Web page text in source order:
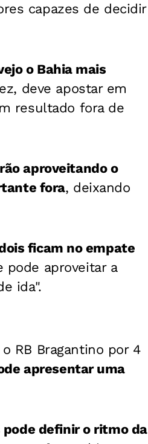
capazes de decidir
o Bahia mais
deve apostar em
resultado fora de
aproveitando o
fora, deixando
ficam no empate
pode aproveitar a
ida".
RB Bragantino por 4
apresentar uma
pode definir o ritmo da